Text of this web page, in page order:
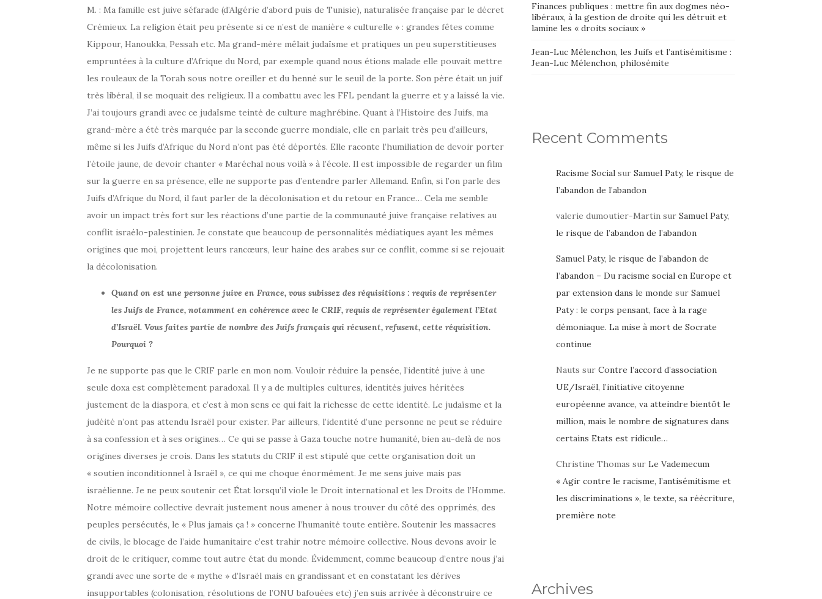
M. : Ma famille est juive séfarade (d’Algérie d’abord puis de Tunisie), naturalisée française par le décret
Crémieux. La religion était peu présente si ce n’est de manière « culturelle » : grandes fêtes comme
Kippour, Hanoukka, Pessah etc. Ma grand-mère mêlait judaïsme et pratiques un peu superstitieuses
empruntées à la culture d’Afrique du Nord, par exemple quand nous étions malade elle pouvait mettre
les rouleaux de la Torah sous notre oreiller et du henné sur le seuil de la porte. Son père était un juif
très libéral, il se moquait des religieux. Il a combattu avec les FFL pendant la guerre et y a laissé la vie.
J’ai toujours grandi avec ce judaïsme teinté de culture maghrébine. Quant à l’Histoire des Juifs, ma
grand-mère a été très marquée par la seconde guerre mondiale, elle en parlait très peu d’ailleurs,
même si les Juifs d’Afrique du Nord n’ont pas été déportés. Elle raconte l’humiliation de devoir porter
l’étoile jaune, de devoir chanter « Maréchal nous voilà » à l’école. Il est impossible de regarder un film
sur la guerre en sa présence, elle ne supporte pas d’entendre parler Allemand. Enfin, si l’on parle des
Juifs d’Afrique du Nord, il faut parler de la décolonisation et du retour en France… Cela me semble
avoir un impact très fort sur les réactions d’une partie de la communauté juive française relatives au
conflit israélo-palestinien. Je constate que beaucoup de personnalités médiatiques ayant les mêmes
origines que moi, projettent leurs rancœurs, leur haine des arabes sur ce conflit, comme si se rejouait
la décolonisation.
Quand on est une personne juive en France, vous subissez des réquisitions : requis de représenter
les Juifs de France, notamment en cohérence avec le CRIF, requis de représenter également l’Etat
d’Israël. Vous faites partie de nombre des Juifs français qui récusent, refusent, cette réquisition.
Pourquoi ?
Je ne supporte pas que le CRIF parle en mon nom. Vouloir réduire la pensée, l’identité juive à une
seule doxa est complètement paradoxal. Il y a de multiples cultures, identités juives héritées
justement de la diaspora, et c’est à mon sens ce qui fait la richesse de cette identité. Le judaïsme et la
judéité n’ont pas attendu Israël pour exister. Par ailleurs, l’identité d’une personne ne peut se réduire
à sa confession et à ses origines… Ce qui se passe à Gaza touche notre humanité, bien au-delà de nos
origines diverses je crois. Dans les statuts du CRIF il est stipulé que cette organisation doit un
« soutien inconditionnel à Israël », ce qui me choque énormément. Je me sens juive mais pas
israélienne. Je ne peux soutenir cet État lorsqu’il viole le Droit international et les Droits de l’Homme.
Notre mémoire collective devrait justement nous amener à nous trouver du côté des opprimés, des
peuples persécutés, le « Plus jamais ça ! » concerne l’humanité toute entière. Soutenir les massacres
de civils, le blocage de l’aide humanitaire c’est trahir notre mémoire collective. Nous devons avoir le
droit de le critiquer, comme tout autre état du monde. Évidemment, comme beaucoup d’entre nous j’ai
grandi avec une sorte de « mythe » d’Israël mais en grandissant et en constatant les dérives
insupportables (colonisation, résolutions de l’ONU bafouées etc) j’en suis arrivée à déconstruire ce
Finances publiques : mettre fin aux dogmes néo-
libéraux, à la gestion de droite qui les détruit et
lamine les « droits sociaux »
Jean-Luc Mélenchon, les Juifs et l’antisémitisme :
Jean-Luc Mélenchon, philosémite
Recent Comments
Racisme Socialsur Samuel Paty, le risque de
l’abandon de l’abandon
valerie dumoutier-Martinsur Samuel Paty,
le risque de l’abandon de l’abandon
Samuel Paty, le risque de l’abandon de
l’abandon – Du racisme social en Europe et
par extension dans le monde sur Samuel
Paty : le corps pensant, face à la rage
démoniaque. La mise à mort de Socrate
continue
Nauts sur Contre l’accord d’association
UE/Israël, l’initiative citoyenne
européenne avance, va atteindre bientôt le
million, mais le nombre de signatures dans
certains Etats est ridicule…
Christine Thomas sur Le Vademecum
« Agir contre le racisme, l’antisémitisme et
les discriminations », le texte, sa réécriture,
première note
Archives